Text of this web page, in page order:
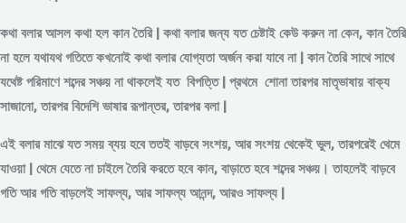
কথা বলার আসল কথা হল কান তৈরি | কথা বলার জন্য যত চেষ্টাই কেউ করুন না কেন, কান তৈরি
না হলে যথাযথ গতিতে কখনোই কথা বলার যোগ্যতা অর্জন করা যাবে না | কান তৈরি সাথে সাথে
যথেষ্ট পরিমাণেশব্দেরসঞ্চয় না থাকলেই যত বিপত্তি | প্রথমে শোনা তারপর মাতৃভাষায় বাক্য
সাজানো, তারপর বিদেশি ভাষার রূপান্তর, তারপর বলা |
এই বলার মাঝে যত সময় ব্যয় হবে ততই বাড়বে সংশয়, আর সংশয় থেকেই ভুল, তারপরেই থেমে
যাওয়া | থেমে যেতে না চাইলে তৈরি করতে হবে কান, বাড়াতে হবে শব্দের সঞ্চয়। তাহলেই বাড়বে
গতি আর গতি বাড়লেই সাফল্য, আর সাফল্য আনন্দ, আরও সাফল্য |